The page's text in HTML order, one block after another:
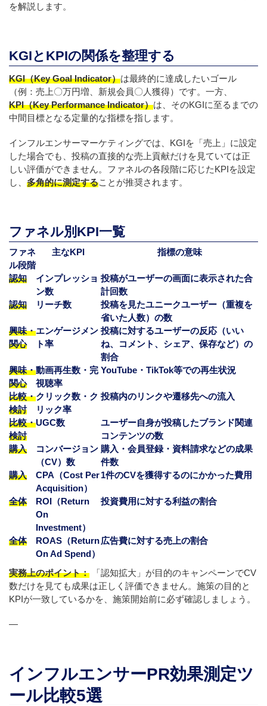
を解説します。
KGIとKPIの関係を整理する
KGI（Key Goal Indicator）は最終的に達成したいゴール
（例：売上〇万円増、新規会員〇人獲得）です。一方、
KPI（Key Performance Indicator）は、そのKGIに至るまでの
中間目標となる定量的な指標を指します。
インフルエンサーマーケティングでは、KGIを「売上」に設定
した場合でも、投稿の直接的な売上貢献だけを見ていては正
しい評価ができません。ファネルの各段階に応じたKPIを設定
し、 多角的に測定することが推奨されます。
ファネル別KPI一覧
ファネ
ル段階
主なKPI 指標の意味
認知
インプレッショ
ン数
投稿がユーザーの画面に表示された合
計回数
認知
リーチ数
投稿を見たユニークユーザー（重複を
省いた人数）の数
興味・
関心
エンゲージメン
ト率
投稿に対するユーザーの反応（いい
ね、コメント、シェア、保存など）の
割合
興味・
関心
動画再生数・完
視聴率
YouTube・TikTok等での再生状況
比較・
検討
クリック数・ク
リック率
投稿内のリンクや遷移先への流入
比較・
検討
UGC数
ユーザー自身が投稿したブランド関連
コンテンツの数
購入
コンバージョン
（CV）数
購入・会員登録・資料請求などの成果
件数
購入
CPA（Cost Per
Acquisition）
1件のCVを獲得するのにかかった費用
全体
ROI（Return
On
Investment）
投資費用に対する利益の割合
全体
ROAS（Return
On Ad Spend）
広告費に対する売上の割合
実務上のポイント： 「認知拡大」が目的のキャンペーンでCV
数だけを見ても成果は正しく評価できません。施策の目的と
KPIが一致しているかを、施策開始前に必ず確認しましょう。
—
インフルエンサーPR効果測定ツ
ール比較5選